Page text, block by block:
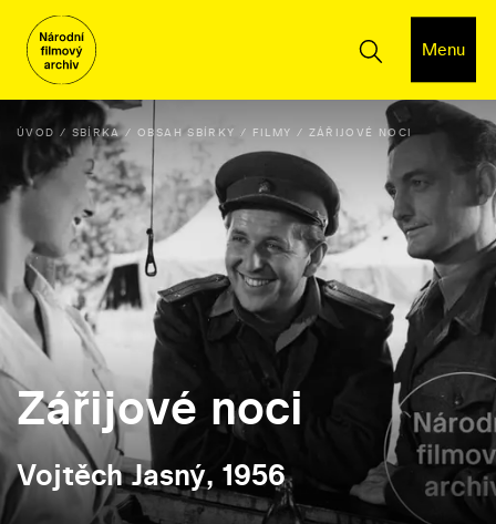
Menu
ÚVOD SBÍRKA OBSAH SBÍRKY FILMY ZÁŘIJOVÉ NOCI
Zářijové noci
Vojtěch Jasný, 1956